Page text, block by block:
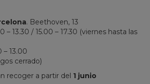
. Beethoven, 13
– 13.30 / 15.00 – 17.30 (viernes hasta las
– 13.00
cerrado)
recoger a partir del 1 junio